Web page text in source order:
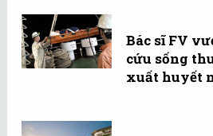
Bác sĩ FV
cứu sống
xuất huyết